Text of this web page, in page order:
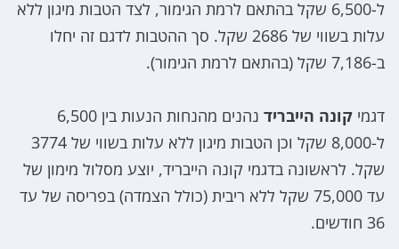
ל-6,500 שקל בהתאם לרמת הגימור, לצד הטבות מיגון ללא
עלות בשווי של 2686 שקל. סך ההטבות לדגם זה יחלו
ב-7,186 שקל (בהתאם לרמת הגימור).
דגמי קונה הייבריד
נהנים מהנחות הנעות בין 6,500
ל-8,000 שקל וכן הטבות מיגון ללא עלות בשווי של 3774
שקל. לראשונה בדגמי קונה הייבריד, יוצע מסלול מימון של
עד 75,000 שקל ללא ריבית (כולל הצמדה) בפריסה של עד
36 חודשים.